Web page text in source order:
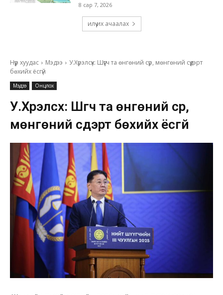
8 сар 7, 2026
илүү их ачаалах